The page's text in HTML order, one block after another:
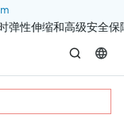
弹性伸缩和高级安全保